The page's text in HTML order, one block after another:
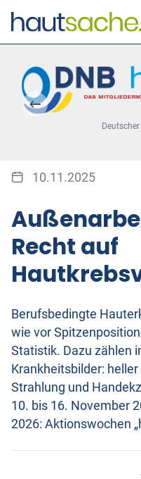
Deutscher
10.11.2025
Recht auf
Berufsbedingte
wie vor
Statistik. Dazu zählen
Krankheitsbilder:
Strahlung und
10. bis 16. November
2026: Aktionswochen